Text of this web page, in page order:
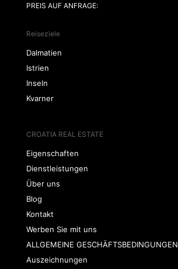
PREIS AUF ANFRAGE:
Reiseziele
Dalmatien
Istrien
Inseln
Kvarner
CROATIA REAL ESTATE
Eigenschaften
Dienstleistungen
Über uns
Blog
Kontakt
Werben Sie mit uns
ALLGEMEINE GESCHÄFTSBEDINGUNGEN
Auszeichnungen